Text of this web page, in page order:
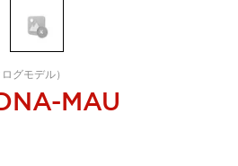
グモデル）
MAU